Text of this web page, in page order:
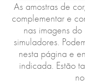
As amostras de
complementar e
nas imagens
simuladores.
nesta página e
indicada. Estão